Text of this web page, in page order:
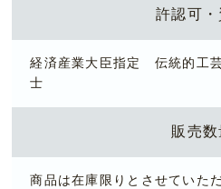
許認可・
経済産業大臣指定 伝統的
士
販売数
商品は在庫限りとさせていた